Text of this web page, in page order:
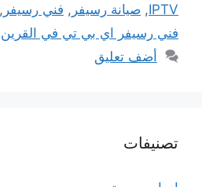
IPTV
, صيانة رسيفر , فني رسيفر ,
فني رسيفر اي بي تي في القرين
أضف تعليق
تصنيفات